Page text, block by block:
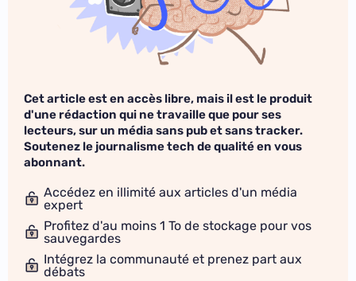
Cet article est en accès libre, mais il est le produit
d'une rédaction qui ne travaille que pour ses
lecteurs, sur un média sans pub et sans tracker.
Soutenez le journalisme tech de qualité en vous
abonnant.
Accédez en illimité aux articles d'un média
expert
Profitez d'au moins 1 To de stockage pour vos
sauvegardes
Intégrez la communauté et prenez part aux
débats